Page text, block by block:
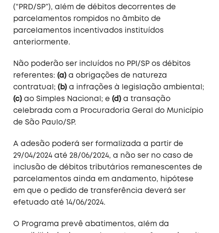
(“PRD/SP”), além de débitos decorrentes de
parcelamentos rompidos no âmbito de
parcelamentos incentivados instituídos
anteriormente.
Não poderão ser incluídos no PPI/SP os débitos
referentes: (a)a obrigações de natureza
contratual; (b)a infrações à legislação ambiental;
(c)ao Simples Nacional; e (d)a transação
celebrada com a Procuradoria Geral do Município
de São Paulo/SP.
A adesão poderá ser formalizada a partir de
29/04/2024 até 28/06/2024, a não ser no caso de
inclusão de débitos tributários remanescentes de
parcelamentos ainda em andamento, hipótese
em que o pedido de transferência deverá ser
efetuado até 14/06/2024.
O Programa prevê abatimentos, além da